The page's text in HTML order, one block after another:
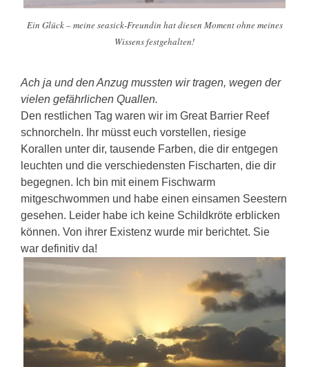
Ein Glück – meine seasick-Freundin hat diesen Moment ohne meines
Wissens festgehalten!
Ach ja und den Anzug mussten wir tragen, wegen der
vielen gefährlichen Quallen.
Den restlichen Tag waren wir im Great Barrier Reef
schnorcheln. Ihr müsst euch vorstellen, riesige
Korallen unter dir, tausende Farben, die dir entgegen
leuchten und die verschiedensten Fischarten, die dir
begegnen. Ich bin mit einem Fischwarm
mitgeschwommen und habe einen einsamen Seestern
gesehen. Leider habe ich keine Schildkröte erblicken
können. Von ihrer Existenz wurde mir berichtet. Sie
war definitiv da!